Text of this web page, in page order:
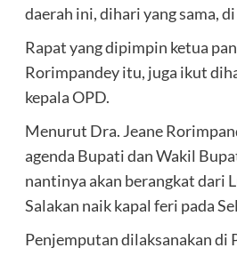
daerah ini, dihari yang sama,
Rapat yang dipimpin ketua
Rorimpandey itu, juga ikut
kepala OPD.
Menurut Dra. Jeane
agenda Bupati dan Wakil
nantinya akan berangkat dari
Salakan naik kapal feri pada
Penjemputan dilaksanakan di